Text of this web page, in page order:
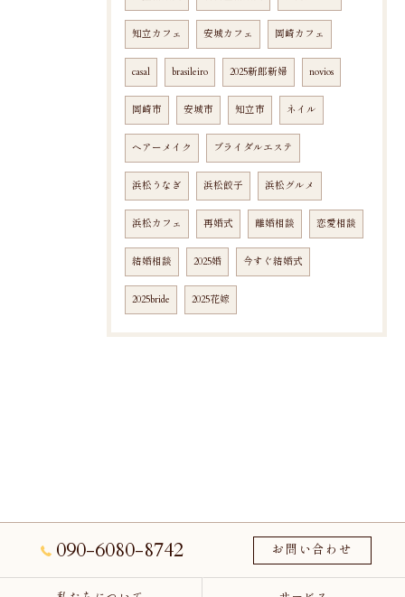
知立カフェ 安城カフェ 岡崎カフェ
casal brasileiro 2025新郎新婦 novios
岡崎市 安城市 知立市 ネイル
ヘアーメイク ブライダルエステ
浜松うなぎ 浜松餃子 浜松グルメ
浜松カフェ 再婚式 離婚相談 恋愛相談
結婚相談 2025婚 今すぐ結婚式
2025bride 2025花嫁
090-6080-8742 お問い合わせ